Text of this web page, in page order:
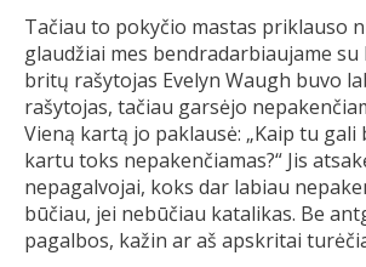
Tačiau to pokyčio mastas priklauso
glaudžiai mes bendradarbiaujame su
britų rašytojas Evelyn Waugh buvo
rašytojas, tačiau garsėjo
Vieną kartą jo paklausė: „Kaip tu
kartu toks nepakenčiamas?“ Jis
nepagalvojai, koks dar labiau
būčiau, jei nebūčiau katalikas. Be
pagalbos, kažin ar aš apskritai